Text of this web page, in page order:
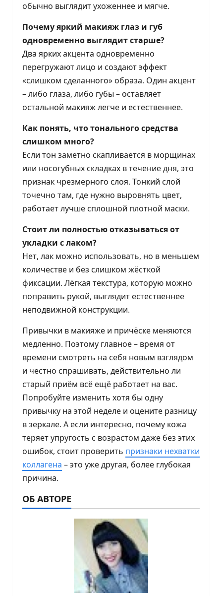
обычно выглядит ухоженнее и мягче.
Почему яркий макияж глаз и губ
одновременно выглядит старше?
Два ярких акцента одновременно
перегружают лицо и создают эффект
«слишком сделанного» образа. Один акцент
– либо глаза, либо губы – оставляет
остальной макияж легче и естественнее.
Как понять, что тонального средства
слишком много?
Если тон заметно скапливается в морщинах
или носогубных складках в течение дня, это
признак чрезмерного слоя. Тонкий слой
точечно там, где нужно выровнять цвет,
работает лучше сплошной плотной маски.
Стоит ли полностью отказываться от
укладки с лаком?
Нет, лак можно использовать, но в меньшем
количестве и без слишком жёсткой
фиксации. Лёгкая текстура, которую можно
поправить рукой, выглядит естественнее
неподвижной конструкции.
Привычки в макияже и причёске меняются
медленно. Поэтому главное – время от
времени смотреть на себя новым взглядом
и честно спрашивать, действительно ли
старый приём всё ещё работает на вас.
Попробуйте изменить хотя бы одну
привычку на этой неделе и оцените разницу
в зеркале. А если интересно, почему кожа
теряет упругость с возрастом даже без этих
ошибок, стоит проверить признаки нехватки
коллагена – это уже другая, более глубокая
причина.
ОБ АВТОРЕ